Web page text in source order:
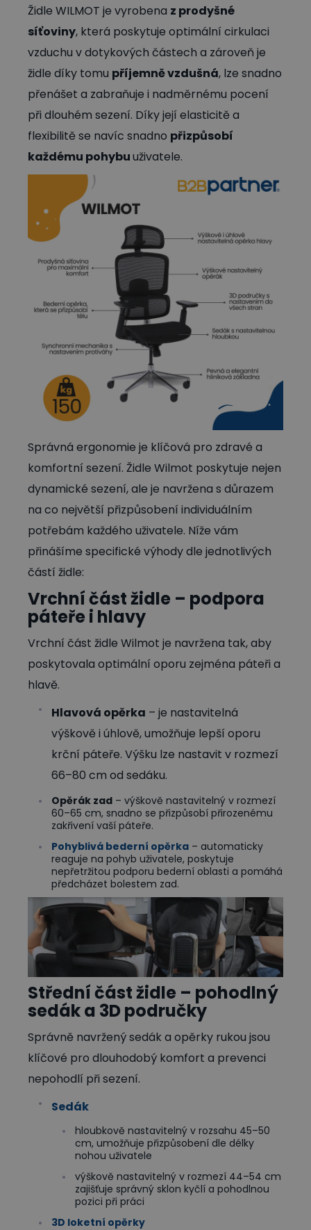
Židle WILMOT je vyrobena z prodyšné
síťoviny, která poskytuje optimální cirkulaci
vzduchu v dotykových částech a zároveň je
židle díky tomu příjemně vzdušná, lze snadno
přenášet a zabraňuje i nadměrnému pocení
při dlouhém sezení. Díky její elasticitě a
flexibilitě se navíc snadno přizpůsobí
každému pohybuuživatele.
Správná ergonomie je klíčová pro zdravé a
komfortní sezení. Židle Wilmot poskytuje nejen
dynamické sezení, ale je navržena s důrazem
na co největší přizpůsobení individuálním
potřebám každého uživatele. Níže vám
přinášíme specifické výhody dle jednotlivých
částí židle:
Vrchní část židle – podpora
páteře i hlavy
Vrchní část židle Wilmot je navržena tak, aby
poskytovala optimální oporu zejména páteři a
hlavě.
Hlavová opěrka – je nastavitelná
výškově i úhlově, umožňuje lepší oporu
krční páteře. Výšku lze nastavit v rozmezí
66–80 cm od sedáku.
Opěrák zad – výškově nastavitelný v rozmezí
60–65 cm, snadno se přizpůsobí přirozenému
zakřivení vaší páteře.
Pohyblivá bederní opěrka – automaticky
reaguje na pohyb uživatele, poskytuje
nepřetržitou podporu bederní oblasti a pomáhá
předcházet bolestem zad.
Střední část židle – pohodlný
sedák a 3D područky
Správně navržený sedák a opěrky rukou jsou
klíčové pro dlouhodobý komfort a prevenci
nepohodlí při sezení.
Sedák
hloubkově nastavitelný v rozsahu 45–50
cm, umožňuje přizpůsobení dle délky
nohou uživatele
výškově nastavitelný v rozmezí 44–54 cm
zajišťuje správný sklon kyčlí a pohodlnou
pozici při práci
3D loketní opěrky